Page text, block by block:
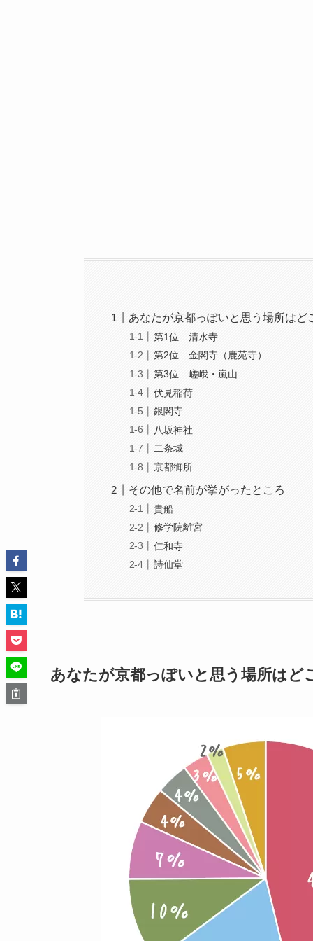
あなたが京都っぽいと思う場所はど
第1位 清水寺
第2位 金閣寺（鹿苑寺）
第3位 嵯峨・嵐山
伏見稲荷
銀閣寺
八坂神社
二条城
京都御所
その他で名前が挙がったところ
貴船
修学院離宮
仁和寺
詩仙堂
あなたが京都っぽいと思う場所はど